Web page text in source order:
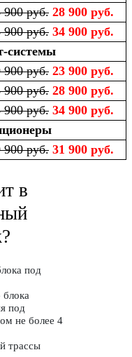
900 руб. 28 900 руб.
900 руб. 34 900 руб.
системы
900 руб. 23 900 руб.
900 руб. 28 900 руб.
900 руб. 34 900 руб.
900 руб. 31 900 руб.
в
под
под
не более 4
трассы